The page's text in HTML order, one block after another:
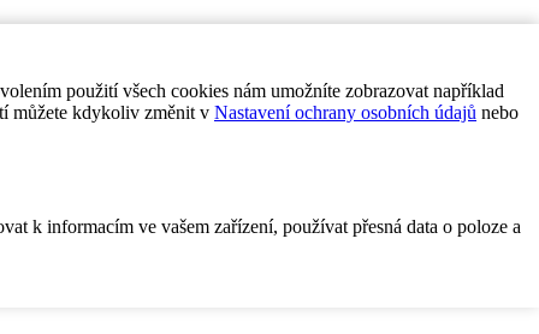
použití všech cookies nám umožníte zobrazovat například
můžete kdykoliv změnit v Nastavení ochrany osobních údajů nebo
k informacím ve vašem zařízení, používat přesná data o poloze a